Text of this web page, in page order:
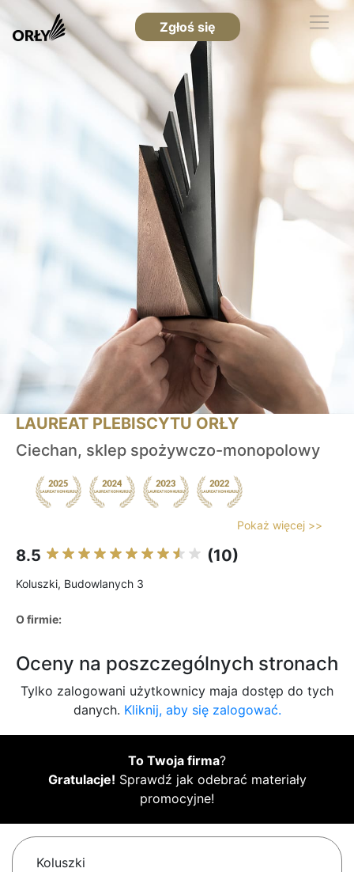
Zgłoś się
LAUREAT PLEBISCYTU ORŁY
Ciechan, sklep spożywczo-monopolowy
Pokaż więcej >>
8.5 (10)
Koluszki, Budowlanych 3
O firmie:
Oceny na poszczególnych stronach
Tylko zalogowani użytkownicy maja dostęp do tych
danych. Kliknij, aby się zalogować.
To Twoja firma?
Gratulacje! Sprawdź jak odebrać materiały
promocyjne!
Koluszki